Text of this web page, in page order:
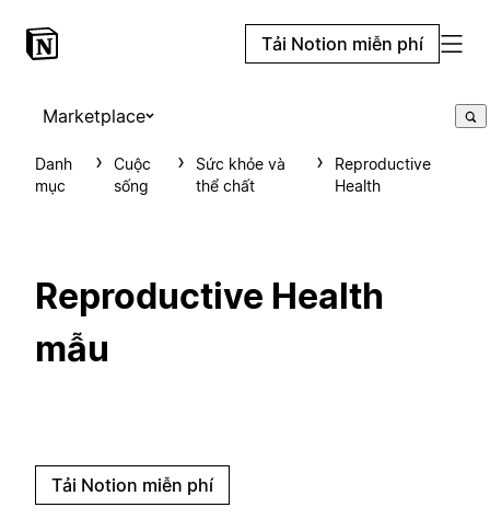
Tải Notion miễn phí
Marketplace
Danh
mục
Cuộc
sống
Sức khỏe và
thể chất
Reproductive
Health
Reproductive Health
mẫu
Tải Notion miễn phí